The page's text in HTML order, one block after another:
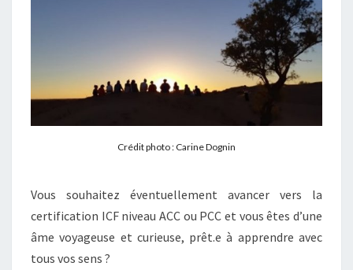
Crédit photo : Carine Dognin
Vous souhaitez éventuellement avancer vers la
certification ICF niveau ACC ou PCC et vous êtes d’une
âme voyageuse et curieuse, prêt.e à apprendre avec
tous vos sens ?